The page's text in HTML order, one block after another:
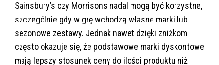
Sainsbury’s czy Morrisons nadal mogą być korzystne,
szczególnie gdy w grę wchodzą własne marki lub
sezonowe zestawy. Jednak nawet dzięki zniżkom
często okazuje się, że podstawowe marki dyskontowe
mają lepszy stosunek ceny do ilości produktu niż